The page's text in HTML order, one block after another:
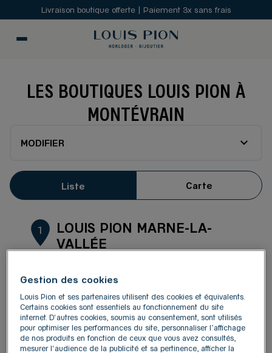
Livraison boutique offerte | Paiement 3x sans frais
LES BOUTIQUES LOUIS PION À
MONTÉVRAIN
MODIFIER
Liste Carte
1
LOUIS PION MARNE-LA-
VALLÉE
4,8/5 Note de 4.8 sur 5
(696 avis)
Ouvert 10:00 - 20:00
Plus d'informations Y aller
Gestion des cookies
Louis Pion et ses partenaires utilisent des cookies et équivalents.
Certains cookies sont essentiels au fonctionnement du site
internet. D'autres cookies, soumis au consentement, sont utilisés
pour optimiser les performances du site, personnaliser l’affichage
de nos produits en fonction de ceux que vous avez consultés,
mesurer l'audience de la publicité et sa pertinence, afficher la